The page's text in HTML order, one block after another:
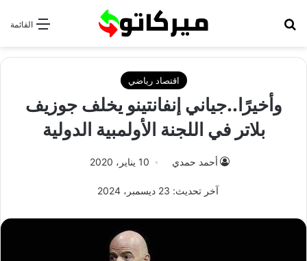
القائمة
اقتصاد رياضي
وأخيرًا..جياني إنفانتينو يخلف جوزيف
بلاتر في اللجنة الأولمبية الدولية
أحمد حمدي 10 يناير، 2020
آخر تحديث: 23 ديسمبر، 2024